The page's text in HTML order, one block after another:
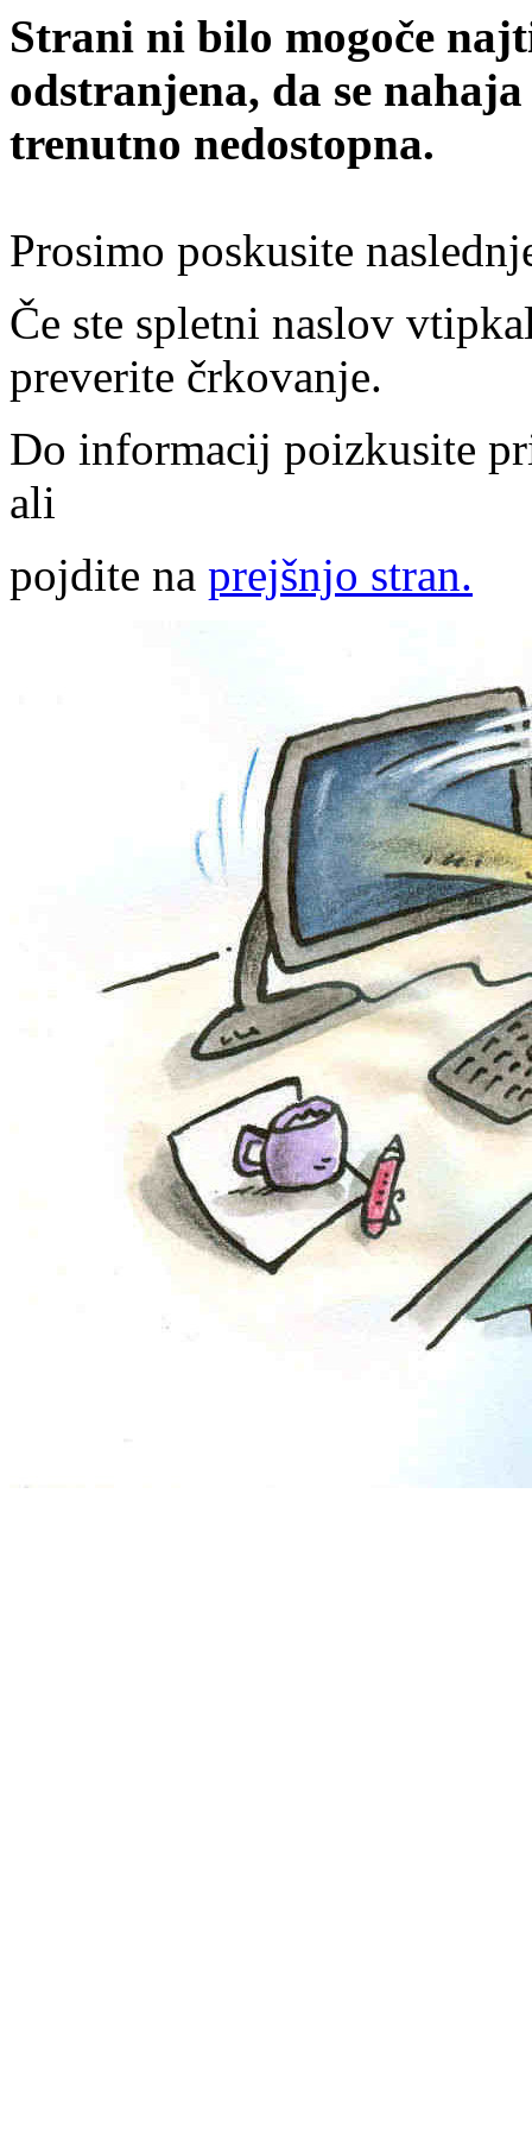
Strani ni bilo mogoče
odstranjena, da se
trenutno nedostopna.
Prosimo poskusite
Če ste spletni naslov
preverite črkovanje.
Do informacij poizkusite
ali
pojdite na prejšnjo stran.